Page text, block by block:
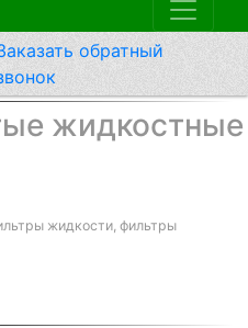
обратный
жидкостные
жидкости, фильтры